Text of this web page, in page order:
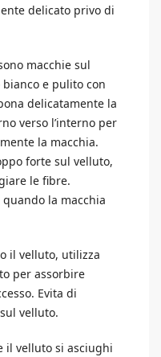
delicato privo di
macchie sul
e pulito con
delicatamente la
verso l’interno per
la macchia.
forte sul velluto,
le fibre.
la macchia
il velluto, utilizza
per assorbire
Evita di
velluto.
il velluto si asciughi